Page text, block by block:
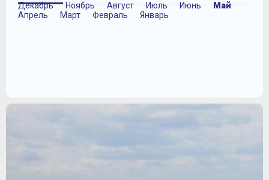
Декабрь
Ноябрь Август Июль Июнь
Май
Апрель
Март Февраль Январь